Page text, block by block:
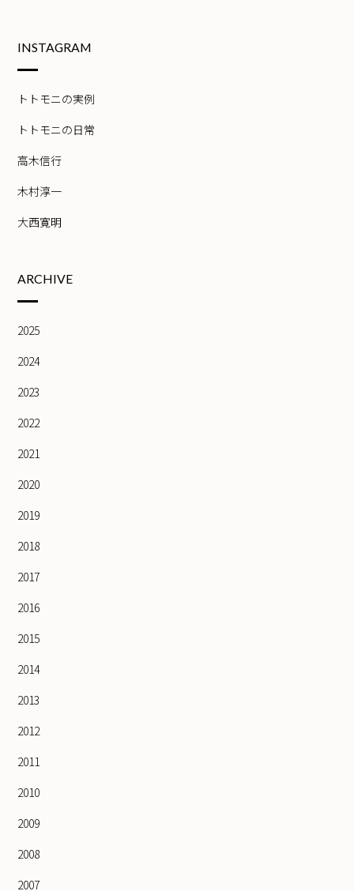
INSTAGRAM
トトモニの実例
トトモニの日常
高木信行
木村淳一
大西寛明
ARCHIVE
2025
2024
2023
2022
2021
2020
2019
2018
2017
2016
2015
2014
2013
2012
2011
2010
2009
2008
2007